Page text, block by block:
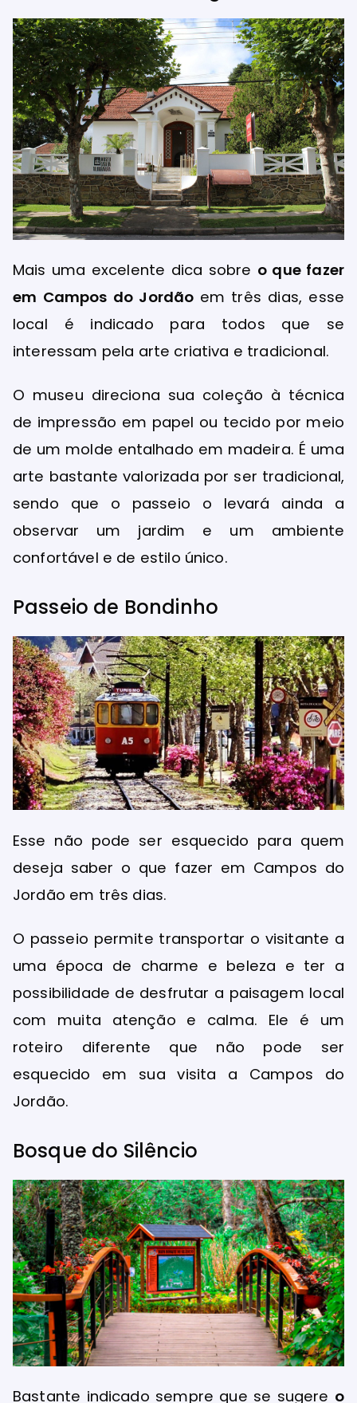
Mais uma excelente dica sobre o que fazer
em Campos do Jordão em três dias, esse
local é indicado para todos que se
interessam pela arte criativa e tradicional.
O museu direciona sua coleção à técnica
de impressão em papel ou tecido por meio
de um molde entalhado em madeira. É uma
arte bastante valorizada por ser tradicional,
sendo que o passeio o levará ainda a
observar um jardim e um ambiente
confortável e de estilo único.
Passeio de Bondinho
Esse não pode ser esquecido para quem
deseja saber o que fazer em Campos do
Jordão em três dias.
O passeio permite transportar o visitante a
uma época de charme e beleza e ter a
possibilidade de desfrutar a paisagem local
com muita atenção e calma. Ele é um
roteiro diferente que não pode ser
esquecido em sua visita a Campos do
Jordão.
Bosque do Silêncio
Bastante indicado sempre que se sugere o